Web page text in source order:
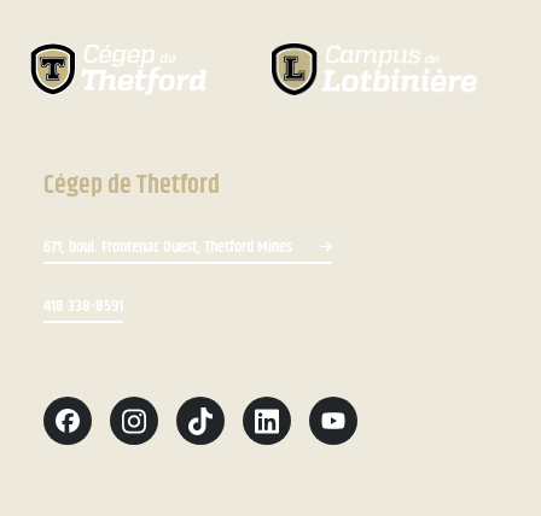
Cégep de Thetford
671, boul. Frontenac Ouest, Thetford Mines
418 338-8591